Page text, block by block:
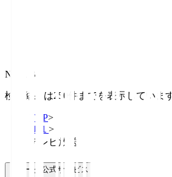
NHK BS
検索結果は250件までを表示しています
TOP>
Ｊ１ >
テレビ放送
Ｊリーグ公式サービス